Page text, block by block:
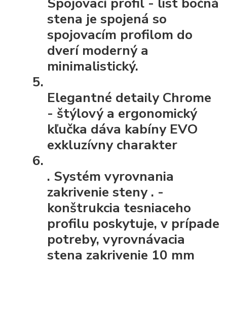
stena je spojená so
spojovacím profilom do
dverí moderný a
minimalistický.
Elegantné detaily Chrome
- štýlový a ergonomický
kľučka dáva kabíny EVO
exkluzívny charakter
. Systém vyrovnania
zakrivenie steny. -
konštrukcia tesniaceho
profilu poskytuje, v prípade
potreby, vyrovnávacia
stena zakrivenie 10 mm